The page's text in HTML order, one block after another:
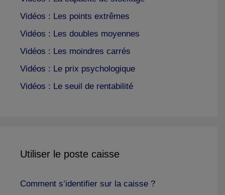
Vidéos : Les points extrêmes
Vidéos : Les doubles moyennes
Vidéos : Les moindres carrés
Vidéos : Le prix psychologique
Vidéos : Le seuil de rentabilité
Utiliser le poste caisse
Comment s’identifier sur la caisse ?